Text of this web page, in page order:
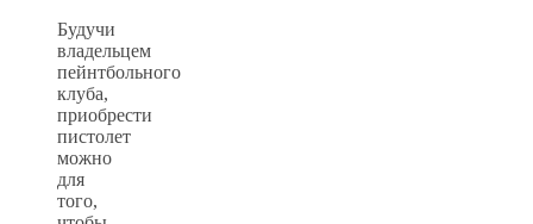
Будучи
владельцем
пейнтбольного
клуба,
приобрести
пистолет
можно
для
того,